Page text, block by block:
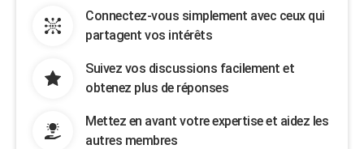
Connectez-vous simplement avec ceux qui
partagent vos intérêts
Suivez vos discussions facilement et
obtenez plus de réponses
Mettez en avant votre expertise et aidez les
autres membres